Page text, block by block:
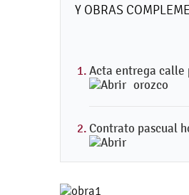
Y OBRAS
Acta entrega calle
orozco
Contrato pascual